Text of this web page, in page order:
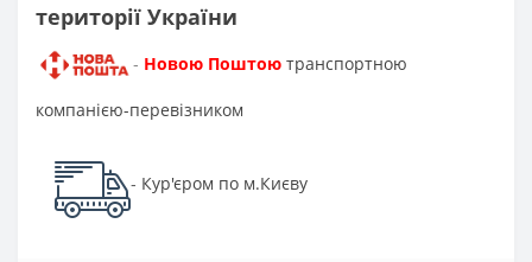
території України
- Новою Поштою транспортною
компанією-перевізником
- Кур'єром по м.Києву